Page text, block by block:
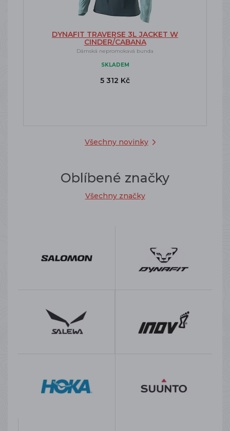
Všechny novinky
DYNAFIT TRAVERSE 3L JACKET W
CINDER/CABANA
Dámská nepromokavá bunda
SKLADEM
5 312 Kč
Oblíbené značky
Všechny značky